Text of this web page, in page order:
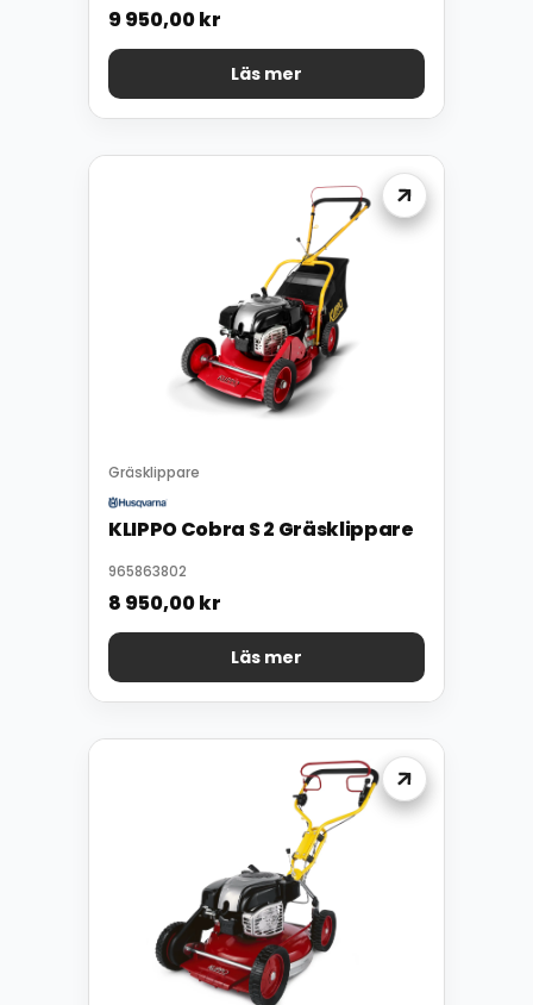
9 950,00kr
Läs mer
Gräsklippare
KLIPPO Cobra S 2 Gräsklippare
965863802
8 950,00kr
Läs mer